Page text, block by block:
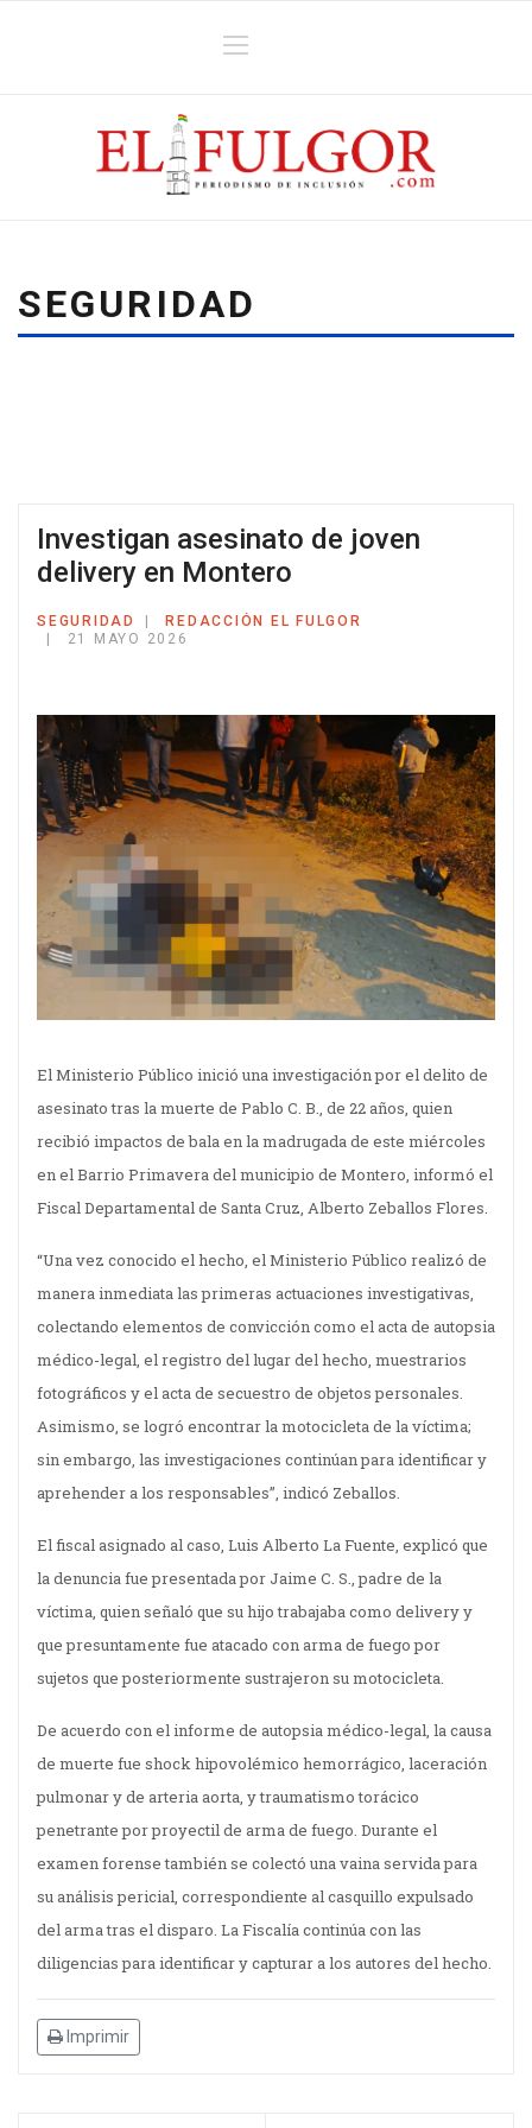
SEGURIDAD
Investigan asesinato de joven
delivery en Montero
SEGURIDAD
REDACCIÓN EL FULGOR
21 MAYO 2026
El Ministerio Público inició una investigación por el delito de
asesinato tras la muerte de Pablo C. B., de 22 años, quien
recibió impactos de bala en la madrugada de este miércoles
en el Barrio Primavera del municipio de Montero, informó el
Fiscal Departamental de Santa Cruz, Alberto Zeballos Flores.
“Una vez conocido el hecho, el Ministerio Público realizó de
manera inmediata las primeras actuaciones investigativas,
colectando elementos de convicción como el acta de autopsia
médico-legal, el registro del lugar del hecho, muestrarios
fotográficos y el acta de secuestro de objetos personales.
Asimismo, se logró encontrar la motocicleta de la víctima;
sin embargo, las investigaciones continúan para identificar y
aprehender a los responsables”, indicó Zeballos.
El fiscal asignado al caso, Luis Alberto La Fuente, explicó que
la denuncia fue presentada por Jaime C. S., padre de la
víctima, quien señaló que su hijo trabajaba como delivery y
que presuntamente fue atacado con arma de fuego por
sujetos que posteriormente sustrajeron su motocicleta.
De acuerdo con el informe de autopsia médico-legal, la causa
de muerte fue shock hipovolémico hemorrágico, laceración
pulmonar y de arteria aorta, y traumatismo torácico
penetrante por proyectil de arma de fuego. Durante el
examen forense también se colectó una vaina servida para
su análisis pericial, correspondiente al casquillo expulsado
del arma tras el disparo. La Fiscalía continúa con las
diligencias para identificar y capturar a los autores del hecho.
Imprimir